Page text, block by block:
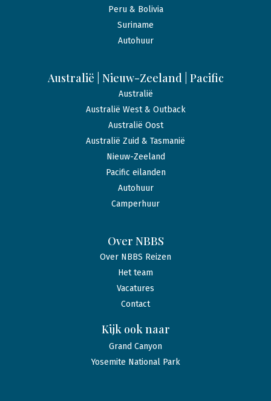
Peru & Bolivia
Suriname
Autohuur
Australië | Nieuw-Zeeland | Pacific
Australië
Australië West & Outback
Australië Oost
Australië Zuid & Tasmanië
Nieuw-Zeeland
Pacific eilanden
Autohuur
Camperhuur
Over NBBS
Over NBBS Reizen
Het team
Vacatures
Contact
Kijk ook naar
Grand Canyon
Yosemite National Park